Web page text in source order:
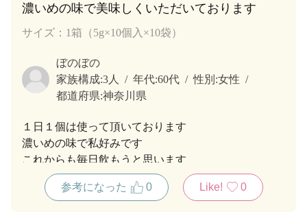
濃いめの味で美味しくいただいております
サイズ：1箱（5g×10個入×10袋）
ぼのぼの
家族構成:3人 年代:60代 性別:女性
都道府県:神奈川県
１日１個は使って頂いております
濃いめの味で私好みです
これからも毎日飲もうと思います
参考になった 0 Like! 0